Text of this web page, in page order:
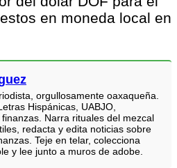
en moneda local en
orgullosamente oaxaqueña.
Hispánicas, UABJO,
Narra rituales del mezcal
redacta y edita noticias sobre
Teje en telar, colecciona
y lee junto a muros de adobe.